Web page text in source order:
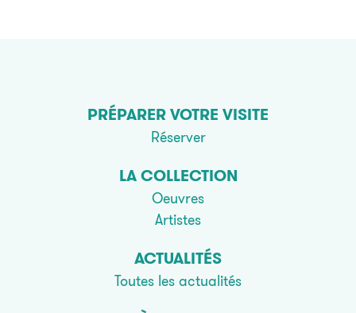
PRÉPARER VOTRE VISITE
Réserver
LA COLLECTION
Oeuvres
Artistes
ACTUALITÉS
Toutes les actualités